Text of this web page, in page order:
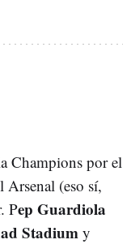
Champions por el
Arsenal (eso sí,
Pep Guardiola
Stadium y